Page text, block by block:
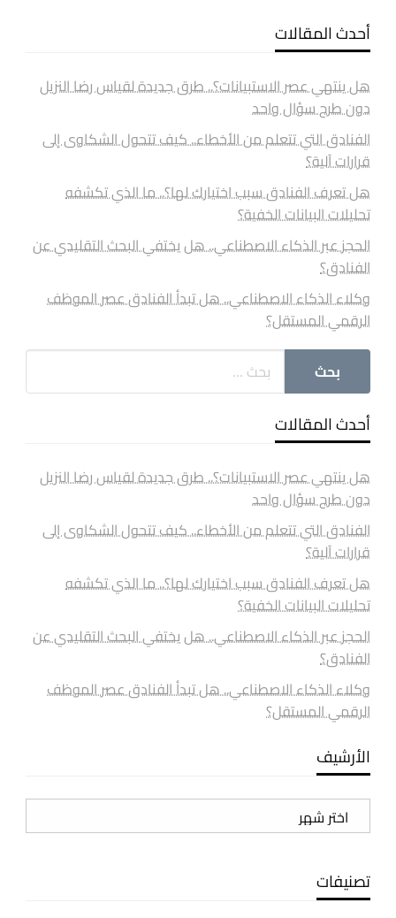
أحدث المقالات
هل ينتهي عصر الاستبيانات؟.. طرق جديدة لقياس رضا النزيل
دون طرح سؤال واحد
الفنادق التي تتعلم من الأخطاء.. كيف تتحول الشكاوى إلى
قرارات آلية؟
هل تعرف الفنادق سبب اختيارك لها؟.. ما الذي تكشفه
تحليلات البيانات الخفية؟
الحجز عبر الذكاء الاصطناعي.. هل يختفي البحث التقليدي عن
الفنادق؟
وكلاء الذكاء الاصطناعي.. هل تبدأ الفنادق عصر الموظف
الرقمي المستقل؟
أحدث المقالات
هل ينتهي عصر الاستبيانات؟.. طرق جديدة لقياس رضا النزيل
دون طرح سؤال واحد
الفنادق التي تتعلم من الأخطاء.. كيف تتحول الشكاوى إلى
قرارات آلية؟
هل تعرف الفنادق سبب اختيارك لها؟.. ما الذي تكشفه
تحليلات البيانات الخفية؟
الحجز عبر الذكاء الاصطناعي.. هل يختفي البحث التقليدي عن
الفنادق؟
وكلاء الذكاء الاصطناعي.. هل تبدأ الفنادق عصر الموظف
الرقمي المستقل؟
الأرشيف
الأرشيف
تصنيفات